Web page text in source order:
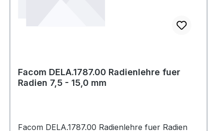
Facom DELA.1787.00 Radienlehre fuer
Radien 7,5 - 15,0 mm
Facom DELA.1787.00 Radienlehre fuer Radien